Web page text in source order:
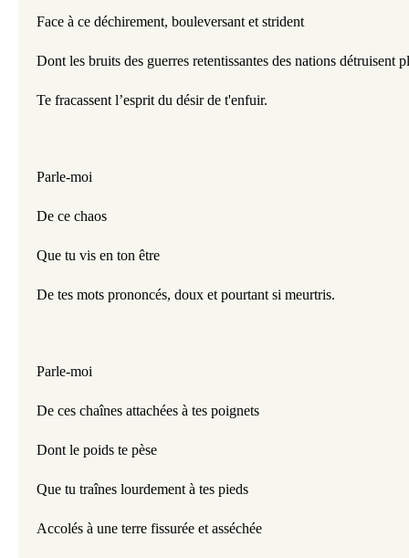
Face à ce déchirement, bouleversant et strident
Dont les bruits des guerres retentissantes des nations détruisent
Te fracassent l’esprit du désir de t'enfuir.
Parle-moi
De ce chaos
Que tu vis en ton être
De tes mots prononcés, doux et pourtant si meurtris.
Parle-moi
De ces chaînes attachées à tes poignets
Dont le poids te pèse
Que tu traînes lourdement à tes pieds
Accolés à une terre fissurée et asséchée